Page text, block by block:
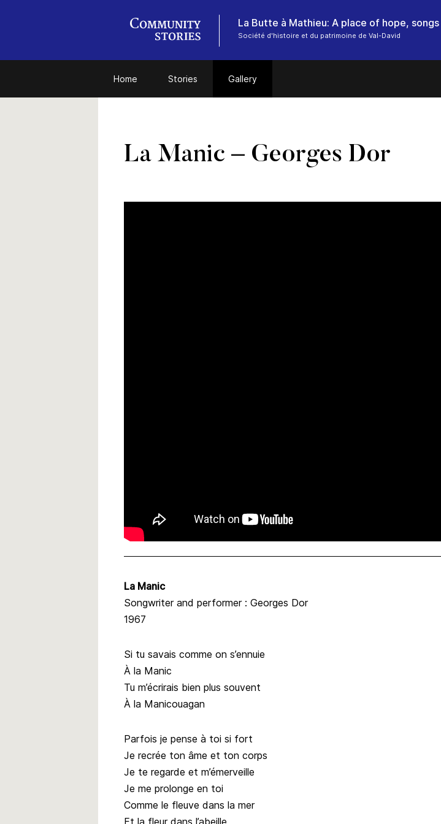
Société d'histoire et du patrimoine de Val-David
Home Stories Gallery
La Manic – Georges Dor
La Manic
Songwriter and performer : Georges Dor
1967
Si tu savais comme on s’ennuie
À la Manic
Tu m’écrirais bien plus souvent
À la Manicouagan
Parfois je pense à toi si fort
Je recrée ton âme et ton corps
Je te regarde et m’émerveille
Je me prolonge en toi
Comme le fleuve dans la mer
Et la fleur dans l’abeille